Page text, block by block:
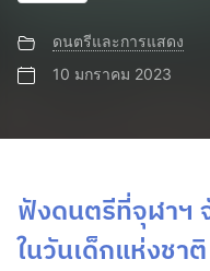
ดนตรีและการแสดง
10 มกราคม 2023
ฟังดนตรีที่จุฬาฯ
ในวันเด็กแห่งชา